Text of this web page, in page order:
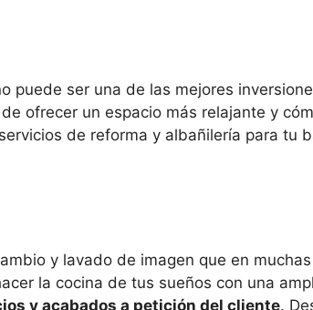
ser una de las mejores
ofrecer un espacio más relajante y
de reforma y albañilería para tu
y lavado de imagen que en
la cocina de tus sueños con una
y acabados a petición del cliente.